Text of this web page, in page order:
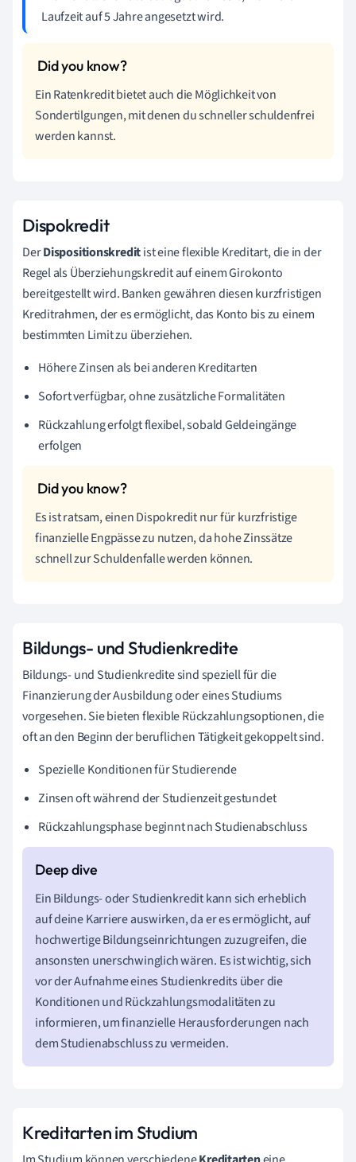
Laufzeit auf 5 Jahre angesetzt wird.
Ein Ratenkredit bietet auch die Möglichkeit von
Sondertilgungen, mit denen du schneller schuldenfrei
werden kannst.
Dispokredit
DerDispositionskreditist eine flexible Kreditart, die in der
Regel als Überziehungskredit auf einem Girokonto
bereitgestellt wird. Banken gewähren diesen kurzfristigen
Kreditrahmen, der es ermöglicht, das Konto bis zu einem
bestimmten Limit zu überziehen.
Höhere Zinsen als bei anderen Kreditarten
Sofort verfügbar, ohne zusätzliche Formalitäten
Rückzahlung erfolgt flexibel, sobald Geldeingänge
erfolgen
Es ist ratsam, einen Dispokredit nur für kurzfristige
finanzielle Engpässe zu nutzen, da hohe Zinssätze
schnell zur Schuldenfalle werden können.
Bildungs- und Studienkredite
Bildungs- und Studienkredite sind speziell für die
Finanzierung der Ausbildung oder eines Studiums
vorgesehen. Sie bieten flexible Rückzahlungsoptionen, die
oft an den Beginn der beruflichen Tätigkeit gekoppelt sind.
Spezielle Konditionen für Studierende
Zinsen oft während der Studienzeit gestundet
Rückzahlungsphase beginnt nach Studienabschluss
Ein Bildungs- oder Studienkredit kann sich erheblich
auf deine Karriere auswirken, da er es ermöglicht, auf
hochwertige Bildungseinrichtungen zuzugreifen, die
ansonsten unerschwinglich wären. Es ist wichtig, sich
vor der Aufnahme eines Studienkredits über die
Konditionen und Rückzahlungsmodalitäten zu
informieren, um finanzielle Herausforderungen nach
dem Studienabschluss zu vermeiden.
Kreditarten im Studium